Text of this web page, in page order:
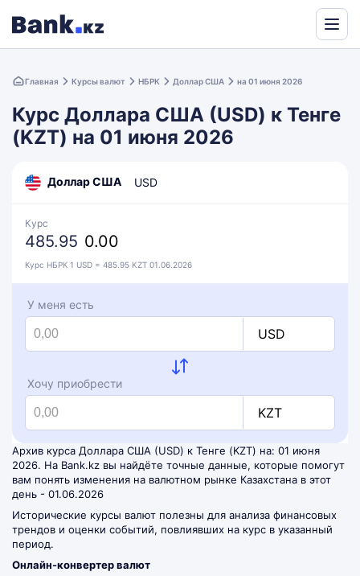
Translate
Главная Курсы валют НБРК Доллар США на 01 июня 2026
Курс Доллара США (USD) к Тенге
(KZT) на 01 июня 2026
Доллар США USD
Курс
485.95 0.00
Курс НБРК 1 USD = 485.95 KZT 01.06.2026
У меня есть
USD
Хочу приобрести
KZT
Архив курса Доллара США (USD) к Тенге (KZT) на: 01 июня
2026. На Bank.kz вы найдёте точные данные, которые помогут
вам понять изменения на валютном рынке Казахстана в этот
день - 01.06.2026
Исторические курсы валют полезны для анализа финансовых
трендов и оценки событий, повлиявших на курс в указанный
период.
Онлайн-конвертер валют